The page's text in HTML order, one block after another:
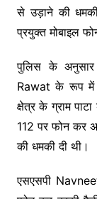
से उड़ाने की
प्रयुक्त मोबाइल
पुलिस के अनुसार
Rawat के रूप में
क्षेत्र के ग्राम
112 पर फोन कर
की धमकी दी थी।
एसएसपी